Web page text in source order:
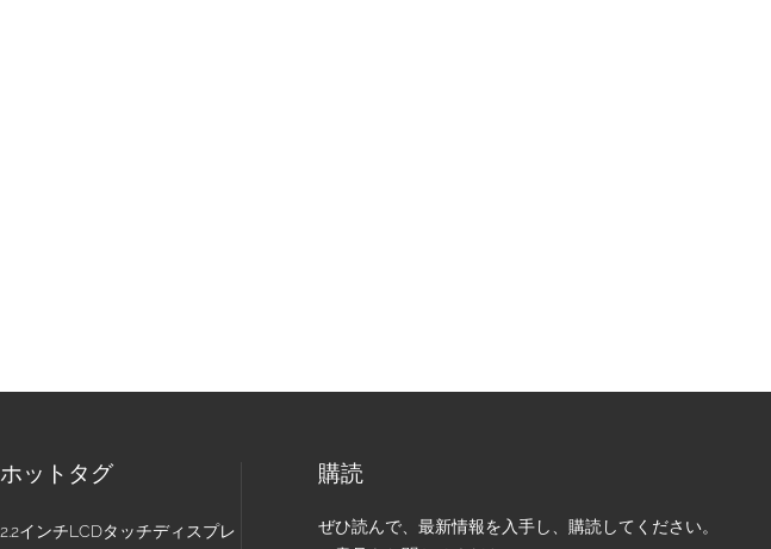
ホットタグ
2.2インチLCDタッチディスプレ
購読
ぜひ読んで、最新情報を入手し、購読してください。